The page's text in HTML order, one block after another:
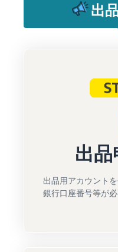
出
出
出品用アカウント
銀行口座番号等が必